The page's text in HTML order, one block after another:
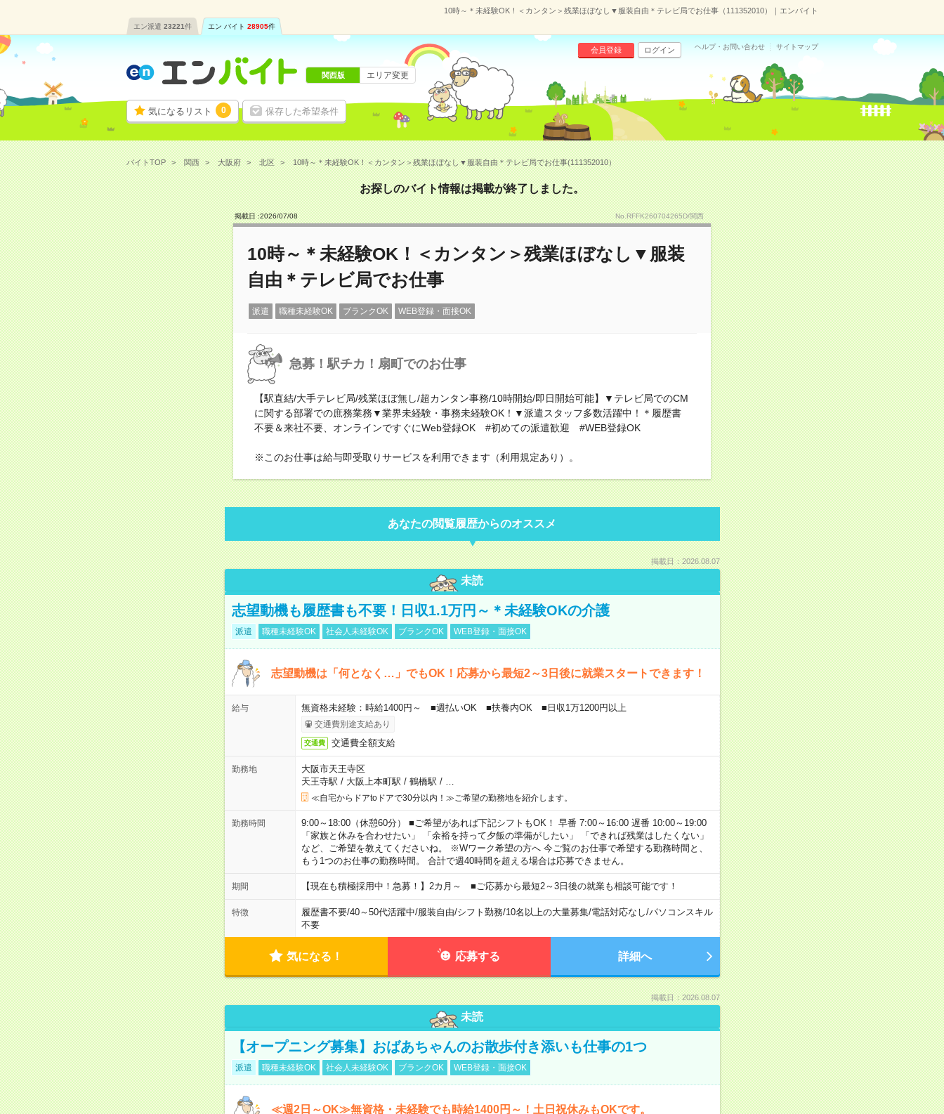
10時～＊未経験OK！＜カンタン＞残業ほぼなし▼服装自由＊テレビ局でお仕事（111352010）｜エンバイト
エン派遣 23221件 エン バイト 28905件
気になるリスト 0 保存した希望条件
会員登録 ログイン ヘルプ・お問い合わせ サイトマップ
関西版 エリア変更
バイトTOP 関西 大阪府 北区 10時～＊未経験OK！＜カンタン＞残業ほぼなし▼服装自由＊テレビ局でお仕事(111352010）
お探しのバイト情報は掲載が終了しました。
掲載日 :2026/07/08 No.RFFK260704265D/関西
10時～＊未経験OK！＜カンタン＞残業ほぼなし▼服装
自由＊テレビ局でお仕事
派遣 職種未経験OK ブランクOK WEB登録・面接OK
急募！駅チカ！扇町でのお仕事
【駅直結/大手テレビ局/残業ほぼ無し/超カンタン事務/10時開始/即日開始可能】▼テレビ局でのCM
に関する部署での庶務業務▼業界未経験・事務未経験OK！▼派遣スタッフ多数活躍中！＊履歴書
不要＆来社不要、オンラインですぐにWeb登録OK #初めての派遣歓迎 #WEB登録OK
※このお仕事は給与即受取りサービスを利用できます（利用規定あり）。
あなたの閲覧履歴からのオススメ
掲載日：2026.08.07
未読
志望動機も履歴書も不要！日収1.1万円～＊未経験OKの介護
派遣 職種未経験OK 社会人未経験OK ブランクOK WEB登録・面接OK
志望動機は「何となく…」でもOK！応募から最短2～3日後に就業スタートできます！
給与 無資格未経験：時給1400円～ ■週払いOK ■扶養内OK ■日収1万1200円以上
交通費別途支給あり
交通費 交通費全額支給
勤務地
大阪市天王寺区
天王寺駅 / 大阪上本町駅 / 鶴橋駅 /
≪自宅からドアtoドアで30分以内！≫ご希望の勤務地を紹介します。
勤務時間
9:00～18:00（休憩60分） ■ご希望があれば下記シフトもOK！ 早番 7:00～16:00 遅番 10:00～19:00
「家族と休みを合わせたい」 「余裕を持って夕飯の準備がしたい」 「できれば残業はしたくない」
など、ご希望を教えてくださいね。 ※Wワーク希望の方へ 今ご覧のお仕事で希望する勤務時間と、
もう1つのお仕事の勤務時間。 合計で週40時間を超える場合は応募できません。
期間 【現在も積極採用中！急募！】2カ月～ ■ご応募から最短2～3日後の就業も相談可能です！
特徴 履歴書不要/40～50代活躍中/服装自由/シフト勤務/10名以上の大量募集/電話対応なし/パソコンスキル
不要
気になる！ 応募する 詳細へ
掲載日：2026.08.07
未読
【オープニング募集】おばあちゃんのお散歩付き添いも仕事の1つ
派遣 職種未経験OK 社会人未経験OK ブランクOK WEB登録・面接OK
≪週2日～OK≫無資格・未経験でも時給1400円～！土日祝休みもOKです。